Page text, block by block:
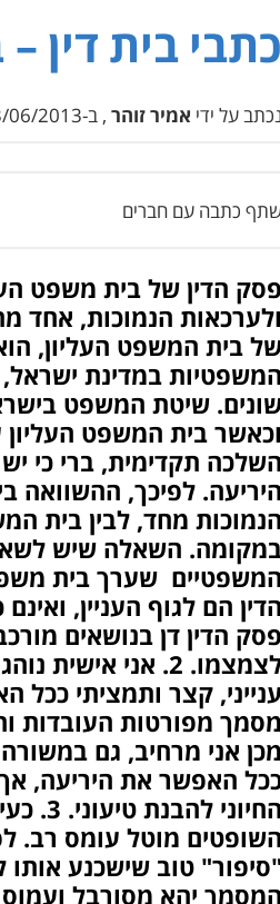
כתבי בית דין
נכתב על ידי אמיר זוהר , ב-13/06/2013 12:22
כתבה עם חברים
ולערכאות הנמוכות, אחד
בית המשפט העליון,
המשפטיות במדינת
שיטת המשפט
וכאשר בית המשפט העליון
השלכה תקדימית, ברי כי
היריעה. לפיכך, ההשוואה
הנמוכות מחד, לבין בית
השאלה שיש
המשפטיים שערך בית
הדין הם לגוף העניין,
פסק הדין דן בנושאים
לצמצמו. 2. אני
ענייני, קצר ותמציתי
מסמך מפורטות העובדות
מכן אני מרחיב, גם
האפשר את היריעה,
החיוני
השופטים מוטל עומס רב.
"סיפור" טוב שישכנע
המסמך יהא מסורבל